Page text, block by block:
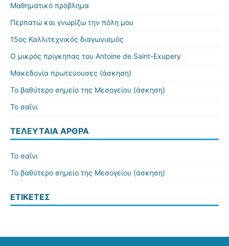
Μαθηματικό πρόβλημα
Περπατώ και γνωρίζω την πόλη μου
15ος Καλλιτεχνικός διαγωνισμός
Ο μικρός πρίγκηπας του Antoine de Saint-Exupery
Μακεδονία πρωτεύουσες (άσκηση)
Το βαθύτερο σημείο της Μεσογείου (άσκηση)
Το σαΐνι
ΤΕΛΕΥΤΑΊΑ ΆΡΘΡΑ
Το σαΐνι
Το βαθύτερο σημείο της Μεσογείου (άσκηση)
ΕΤΙΚΈΤΕΣ